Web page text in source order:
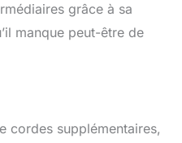
grâce à sa
manque peut-être de
cordes supplémentaires,